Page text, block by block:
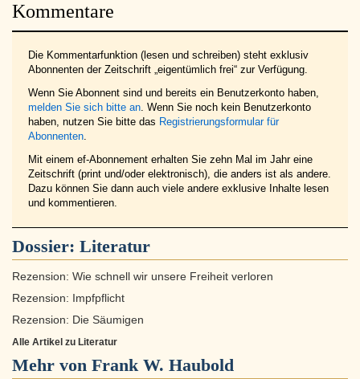
Kommentare
Die Kommentarfunktion (lesen und schreiben) steht exklusiv
Abonnenten der Zeitschrift „eigentümlich frei“ zur Verfügung.
Wenn Sie Abonnent sind und bereits ein Benutzerkonto haben,
melden Sie sich bitte an. Wenn Sie noch kein Benutzerkonto
haben, nutzen Sie bitte das Registrierungsformular für
Abonnenten.
Mit einem ef-Abonnement erhalten Sie zehn Mal im Jahr eine
Zeitschrift (print und/oder elektronisch), die anders ist als andere.
Dazu können Sie dann auch viele andere exklusive Inhalte lesen
und kommentieren.
Dossier: Literatur
Rezension: Wie schnell wir unsere Freiheit verloren
Rezension: Impfpflicht
Rezension: Die Säumigen
Alle Artikel zu Literatur
Mehr von Frank W. Haubold